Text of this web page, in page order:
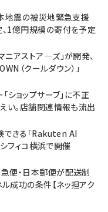
地震の被災地緊急支援
1億円規模の寄付を予定
ニアストア―ズ」が開発、
（クールダウン）」
ショップサーブ」に不正
い。店舗関連情報も流出
できる「Rakuten AI
フィコ横浜で開催
便・日本郵便が配送制
成功の条件【ネッ担アク